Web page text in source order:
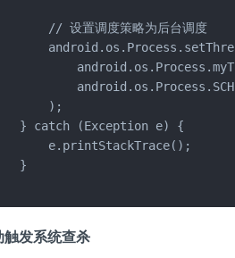
// 设置调度策略为后台调度
);
} catch (Exception e) {
e.printStackTrace();
}
触发系统查杀